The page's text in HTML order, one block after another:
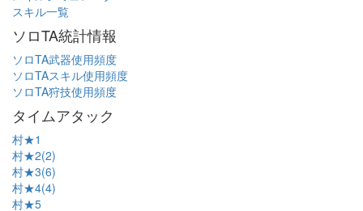
スキル一覧
ソロTA統計情報
ソロTA武器使用頻度
ソロTAスキル使用頻度
ソロTA狩技使用頻度
タイムアタック
村★1
村★2(2)
村★3(6)
村★4(4)
村★5